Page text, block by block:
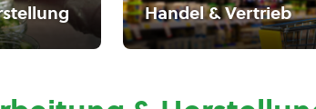
Handel & Vertrieb